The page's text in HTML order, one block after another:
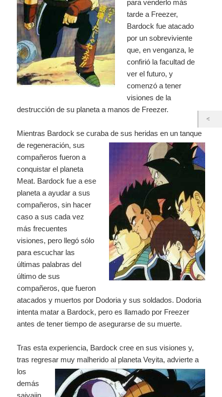
para venderlo más
tarde a Freezer,
Bardock fue atacado
por un sobreviviente
que, en venganza, le
confirió la facultad de
ver el futuro, y
comenzó a tener
visiones de la
destrucción de su planeta a manos de Freezer.
Mientras Bardock se curaba de sus heridas en untanque
de regeneración, sus
compañeros fueron a
conquistar el planeta
Meat. Bardock fue a ese
planeta a ayudar a sus
compañeros, sin hacer
caso a sus cada vez
más frecuentes
visiones, pero llegó sólo
para escuchar las
últimas palabras del
último de sus
compañeros, que fueron
atacados y muertos por Dodoria y sus soldados. Dodoria
intenta matar a Bardock, pero es llamado por Freezer
antes de tener tiempo de asegurarse de su muerte.
Tras esta experiencia, Bardock cree en sus visiones y,
tras regresar muy malherido al planeta Veyita, advierte a
los
demás